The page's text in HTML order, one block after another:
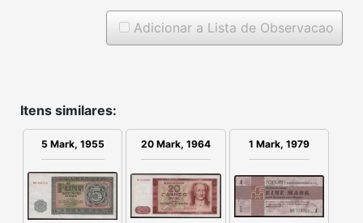
Adicionar a Lista de Observacao
Itens similares:
5 Mark, 1955 20 Mark, 1964 1 Mark, 1979